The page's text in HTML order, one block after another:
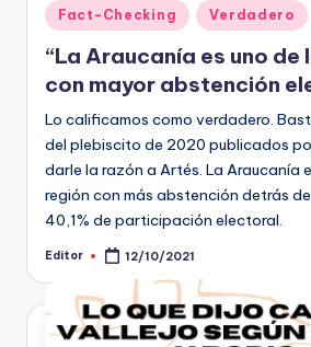
Publicado
en
Fact-Checking Verdadero
“La Araucanía es uno de
con mayor abstención
Lo calificamos como verdadero.
del plebiscito de 2020 publicados
darle la razón a Artés. La Araucanía
región con más abstención detrás
40,1% de participación electoral.
Publicado
Editor 12/10/2021